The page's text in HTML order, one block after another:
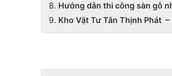
Hướng dẫn thi công sàn gỗ
Kho Vật Tư Tân Thịnh Phát